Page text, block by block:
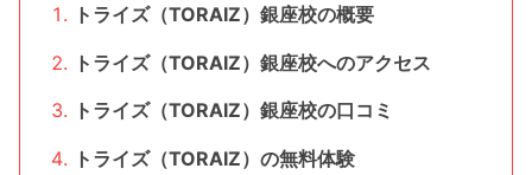
トライズ（TORAIZ）銀座校の概要
トライズ（TORAIZ）銀座校へのアクセス
トライズ（TORAIZ）銀座校の口コミ
トライズ（TORAIZ）の無料体験